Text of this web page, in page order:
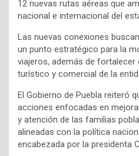
12 nuevas rutas aéreas que
nacional e internacional del
Las nuevas conexiones
un punto estratégico para la
viajeros, además de
turístico y comercial de la
El Gobierno de Puebla reiteró
acciones enfocadas en
y atención de las familias
alineadas con la política
encabezada por la presidenta